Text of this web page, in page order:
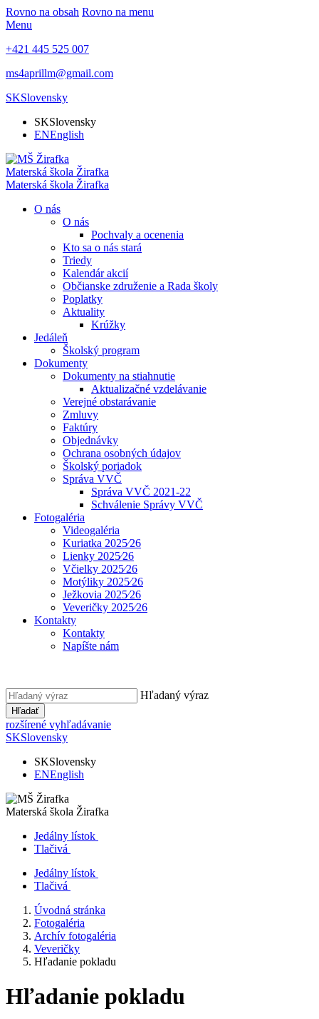
Rovno na obsah Rovno na menu
Menu
+421 445 525 007
ms4aprillm@gmail.com
SKSlovensky
SKSlovensky
ENEnglish
Materská škola Žirafka
Materská škola Žirafka
O nás
O nás
Pochvaly a ocenenia
Kto sa o nás stará
Triedy
Kalendár akcií
Občianske združenie a Rada školy
Poplatky
Aktuality
Krúžky
Jedáleň
Školský program
Dokumenty
Dokumenty na stiahnutie
Aktualizačné vzdelávanie
Verejné obstarávanie
Zmluvy
Faktúry
Objednávky
Ochrana osobných údajov
Školský poriadok
Správa VVČ
Správa VVČ 2021-22
Schválenie Správy VVČ
Fotogaléria
Videogaléria
Kuriatka 2025⁄26
Lienky 2025⁄26
Včielky 2025⁄26
Motýliky 2025⁄26
Ježkovia 2025⁄26
Veveričky 2025⁄26
Kontakty
Kontakty
Napíšte nám
Hľadaný výraz
Hľadať
rozšírené vyhľadávanie
SKSlovensky
SKSlovensky
ENEnglish
Materská škola Žirafka
Jedálny lístok
Tlačivá
Jedálny lístok
Tlačivá
Úvodná stránka
Fotogaléria
Archív fotogaléria
Veveričky
Hľadanie pokladu
Hľadanie pokladu